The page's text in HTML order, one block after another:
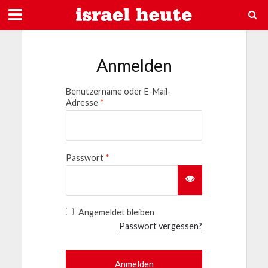
Anmelden
Benutzername oder E-Mail-
Adresse *
Passwort *
Angemeldet bleiben
Passwort vergessen?
Anmelden